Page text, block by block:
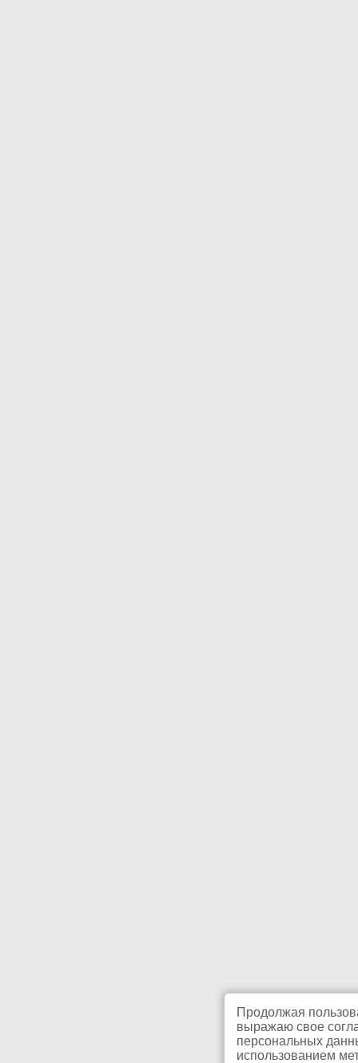
Продолжая
выражаю свое
персональных
использованием